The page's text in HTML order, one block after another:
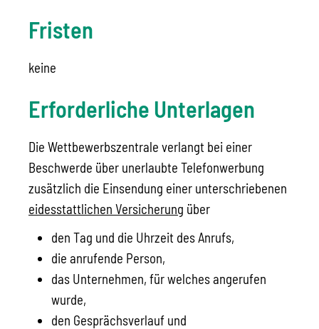
Fristen
keine
Erforderliche Unterlagen
Die Wettbewerbszentrale verlangt bei einer
Beschwerde über unerlaubte Telefonwerbung
zusätzlich die Einsendung einer unterschriebenen
eidesstattlichen Versicherung über
den Tag und die Uhrzeit des Anrufs,
die anrufende Person,
das Unternehmen, für welches angerufen
wurde,
den Gesprächsverlauf und